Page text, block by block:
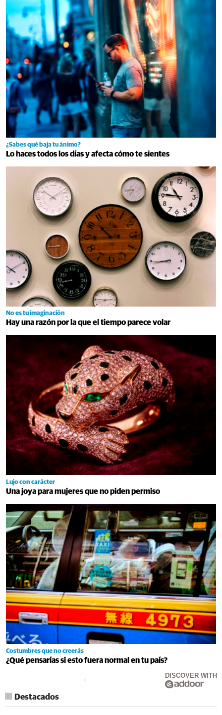
¿Sabes qué baja tu ánimo?
Lo haces todos los días y afecta cómo te sientes
No es tu imaginación
Hay una razón por la que el tiempo parece volar
Lujo con carácter
Una joya para mujeres que no piden permiso
Costumbres que no creerás
¿Qué pensarías si esto fuera normal en tu país?
DISCOVER WITH
Destacados